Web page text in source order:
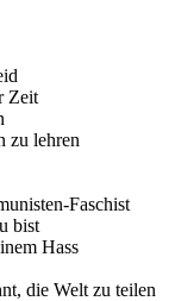
Zeit
zu lehren
Faschist
bist
Hass
die Welt zu teilen